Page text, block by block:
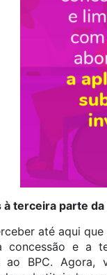
à terceira parte
até aqui
concessão e a
ao BPC.